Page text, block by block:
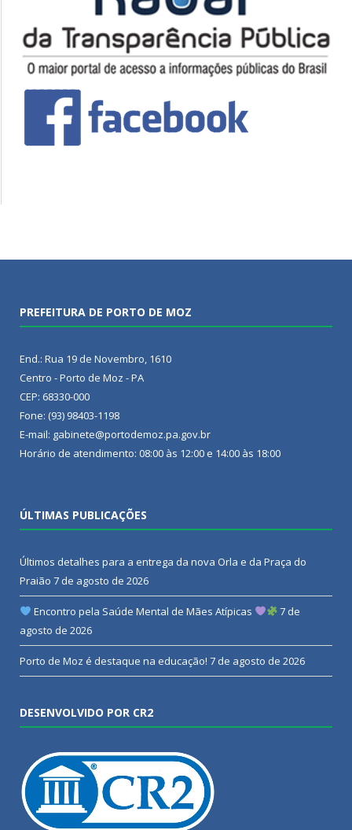
PREFEITURA DE PORTO DE MOZ
End.: Rua 19 de Novembro, 1610
Centro - Porto de Moz - PA
CEP: 68330-000
Fone: (93) 98403-1198
E-mail: gabinete@portodemoz.pa.gov.br
Horário de atendimento: 08:00 às 12:00 e 14:00 às 18:00
ÚLTIMAS PUBLICAÇÕES
Últimos detalhes para a entrega da nova Orla e da Praça do
Praião 7 de agosto de 2026
Encontro pela Saúde Mental de Mães Atípicas
7 de
agosto de 2026
Porto de Moz é destaque na educação! 7 de agosto de 2026
DESENVOLVIDO POR CR2